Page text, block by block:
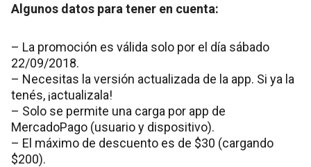
Algunos datos para tener en cuenta:
– La promoción es válida solo por el día sábado
22/09/2018.
– Necesitas la versión actualizada de la app. Si ya la
tenés, ¡actualizala!
– Solo se permite una carga por app de
MercadoPago (usuario y dispositivo).
– El máximo de descuento es de $30 (cargando
$200).